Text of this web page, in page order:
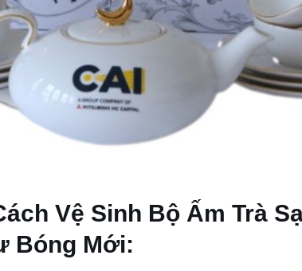
Vệ Sinh Bộ Ấm Trà
Bóng Mới: